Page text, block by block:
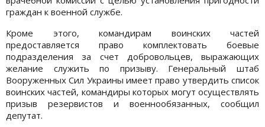
граждан к военной службе.
Кроме этого, командирам воинских частей
предоставляется право комплектовать боевые
подразделения за счет добровольцев, выражающих
желание служить по призыву. Генеральный штаб
Вооруженных Сил Украины имеет право утвердить список
воинских частей, командиры которых могут осуществлять
призыв резервистов и военнообязанных, сообщил
депутат.